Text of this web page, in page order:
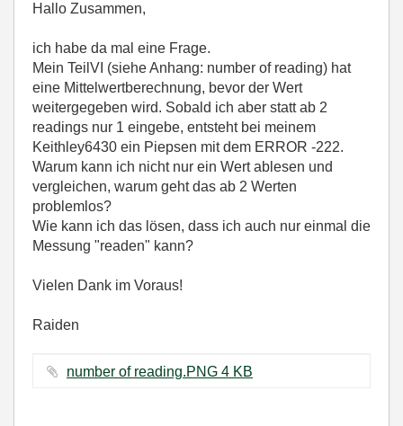
Hallo Zusammen,
ich habe da mal eine Frage.
Mein TeilVI (siehe Anhang: number of reading) hat
eine Mittelwertberechnung, bevor der Wert
weitergegeben wird. Sobald ich aber statt ab 2
readings nur 1 eingebe, entsteht bei meinem
Keithley6430 ein Piepsen mit dem ERROR -222.
Warum kann ich nicht nur ein Wert ablesen und
vergleichen, warum geht das ab 2 Werten
problemlos?
Wie kann ich das lösen, dass ich auch nur einmal die
Messung "readen" kann?
Vielen Dank im Voraus!
Raiden
number of reading.PNG ‏4 KB